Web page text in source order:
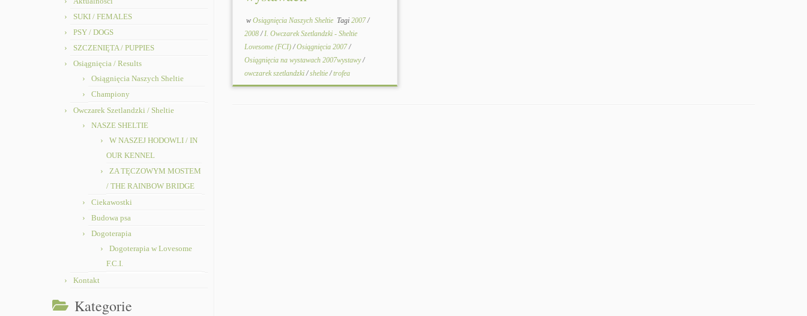
SUKI / FEMALES
PSY / DOGS
SZCZENIĘTA / PUPPIES
Osiągnięcia / Results
Osiągnięcia Naszych Sheltie
Championy
Owczarek Szetlandzki / Sheltie
NASZE SHELTIE
W NASZEJ HODOWLI / IN
OUR KENNEL
ZA TĘCZOWYM MOSTEM
/ THE RAINBOW BRIDGE
Ciekawostki
Budowa psa
Dogoterapia
Dogoterapia w Lovesome
F.C.I.
Kontakt
Kategorie
wOsiągnięcia Naszych Sheltie Tagi2007/
2008/I. Owczarek Szetlandzki - Sheltie
Lovesome (FCI)/Osiągnięcia 2007/
Osiągnięcia na wystawach 2007wystawy/
owczarek szetlandzki/sheltie/trofea